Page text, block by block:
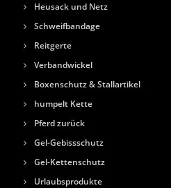
Heusack und Netz
Schweifbandage
Reitgerte
Verbandwickel
Boxenschutz & Stallartikel
humpelt Kette
Pferd zurück
Gel-Gebissschutz
Gel-Kettenschutz
Urlaubsprodukte